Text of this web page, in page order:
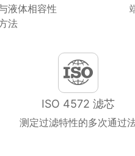
液体相容性
法
ISO 4572 滤芯
测定过滤特性的多次通过